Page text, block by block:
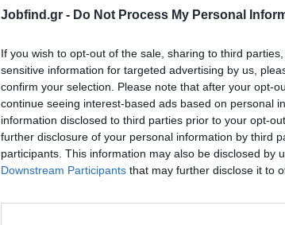
Jobfind.gr - Do Not Process My Personal
If you wish to opt-out of the sale, sharing to third
sensitive information for targeted advertising by us,
confirm your selection. Please note that after your opt-
continue seeing interest-based ads based on personal
information disclosed to third parties prior to your opt-
further disclosure of your personal information by third
participants. This information may also be disclosed by
Downstream Participants that may further disclose it to
07/08/2026
Εστίαση
ΠΟΛΙΧΝΗ | ΘΕΣΣΑΛΟΝΙΚΗ
Πλήρης απασχόληση | Μερική
Αποθηκάριος Κουζίνας